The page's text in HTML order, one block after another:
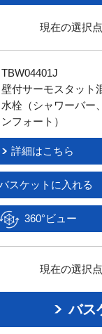
現在の選択
TBW04401J
壁付サーモスタット
水栓（シャワーバー
ンフォート）
詳細はこちら
スケットに入れる
360°ビュー
現在の選択
バス